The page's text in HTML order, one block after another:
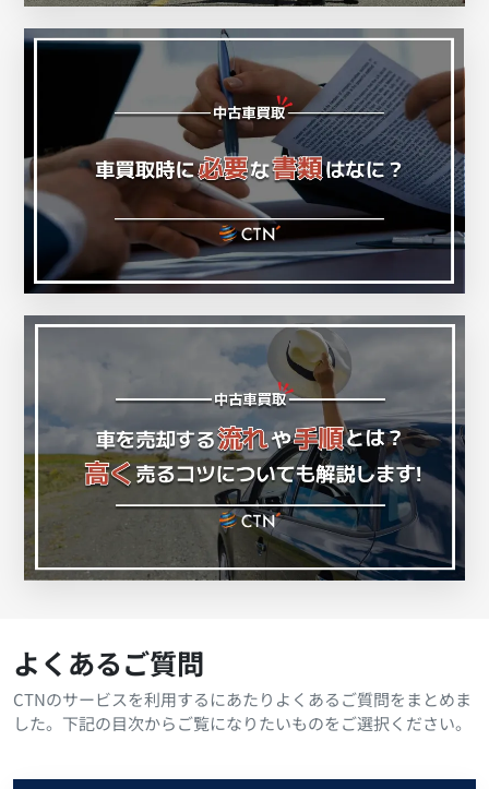
よくあるご質問
CTNのサービスを利用するにあたりよくあるご質問をまとめま
した。下記の目次からご覧になりたいものをご選択ください。